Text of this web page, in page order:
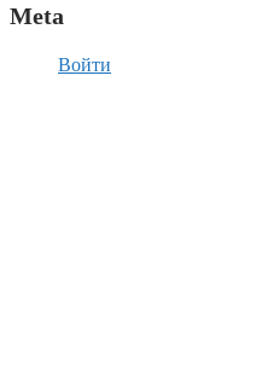
Meta
Войти